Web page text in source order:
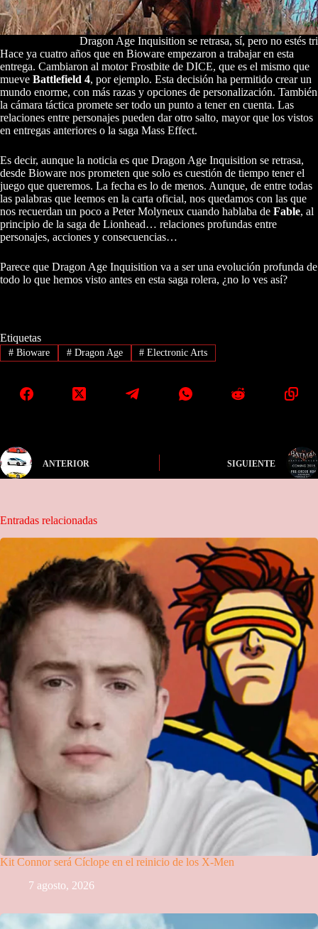
Dragon Age Inquisition se retrasa, sí, pero no estés
Hace ya cuatro años que en Bioware empezaron a trabajar en esta
entrega. Cambiaron al motor Frostbite de DICE, que es el mismo que
mueve Battlefield 4, por ejemplo. Esta decisión ha permitido crear un
mundo enorme, con más razas y opciones de personalización. También
la cámara táctica promete ser todo un punto a tener en cuenta. Las
relaciones entre personajes pueden dar otro salto, mayor que los vistos
en entregas anteriores o la saga Mass Effect.
Es decir, aunque la noticia es que Dragon Age Inquisition se retrasa,
desde Bioware nos prometen que solo es cuestión de tiempo tener el
juego que queremos. La fecha es lo de menos. Aunque, de entre todas
las palabras que leemos en la carta oficial, nos quedamos con las que
nos recuerdan un poco a Peter Molyneux cuando hablaba de Fable, al
principio de la saga de Lionhead… relaciones profundas entre
personajes, acciones y consecuencias…
Parece que Dragon Age Inquisition va a ser una evolución profunda de
todo lo que hemos visto antes en esta saga rolera, ¿no lo ves así?
Etiquetas
#Bioware #Dragon Age # Electronic Arts
ANTERIOR SIGUIENTE
Entradas relacionadas
Kit Connor será Cíclope en el reinicio de los X-Men
7 agosto, 2026